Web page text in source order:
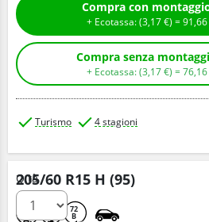
+ Ecotassa: (3,17€ ) =91,66
+ Ecotassa: (3,17€ ) =76,16
Turismo 4 stagioni
205/60 R15 H (95)
72
B
Q.tà